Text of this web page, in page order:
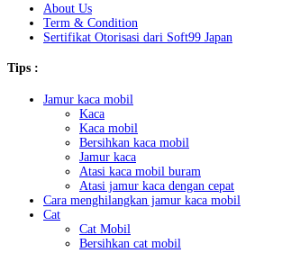
About Us
Term & Condition
Sertifikat Otorisasi dari Soft99 Japan
Tips :
Jamur kaca mobil
Kaca
Kaca mobil
Bersihkan kaca mobil
Jamur kaca
Atasi kaca mobil buram
Atasi jamur kaca dengan cepat
Cara menghilangkan jamur kaca mobil
Cat
Cat Mobil
Bersihkan cat mobil